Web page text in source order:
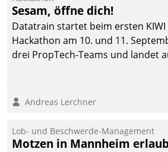
Sesam, öffne dich!
Datatrain startet beim ersten
Hackathon am 10. und 11.
drei PropTech-Teams und landet
Andreas Lerchner
Lob- und Beschwerde-Management
Motzen in Mannheim